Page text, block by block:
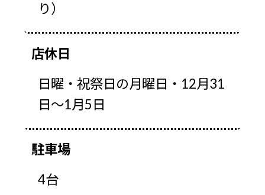
り）
店休日
日曜・祝祭日の月曜日・12月31
日～1月5日
駐車場
4台